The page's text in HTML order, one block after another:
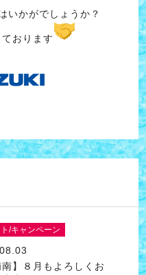
いかがでしょうか？
おります
/キャンペーン
南】８月もよろしくお